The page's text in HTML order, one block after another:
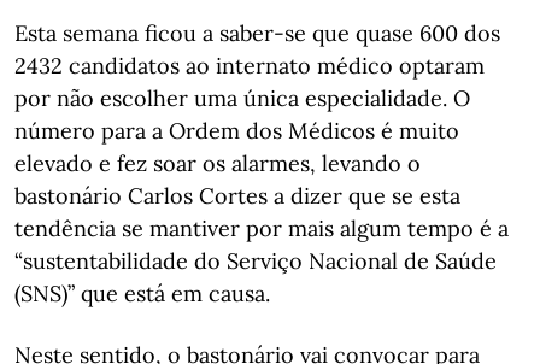
Esta semana ficou a saber-se que quase 600 dos
2432 candidatos ao internato médico optaram
por não escolher uma única especialidade. O
número para a Ordem dos Médicos é muito
elevado e fez soar os alarmes, levando o
bastonário Carlos Cortes a dizer que se esta
tendência se mantiver por mais algum tempo é a
“sustentabilidade do Serviço Nacional de Saúde
(SNS)” que está em causa.
Neste sentido, o bastonário vai convocar para